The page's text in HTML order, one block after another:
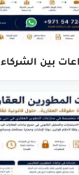
بين الشركاء